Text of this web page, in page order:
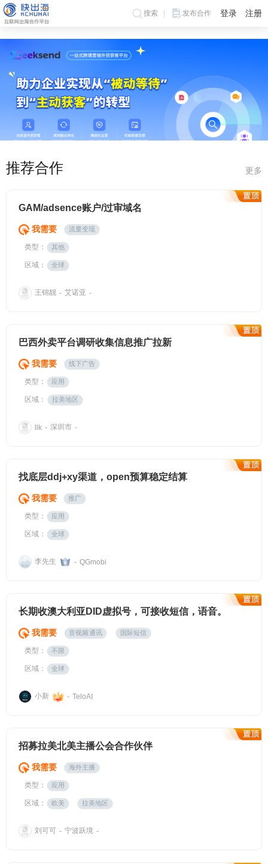
搜索 发布合作 登录 注册
推荐合作 更多
GAM/adsence账户/过审域名
我需要 流量变现
类型： 其他
区域： 全球
王锦靓 - 艾诺亚 -
巴西外卖平台调研收集信息推广拉新
我需要 线下广告
类型： 应用
区域： 拉美地区
llk - 深圳市 -
找底层ddj+xy渠道，open预算稳定结算
我需要 推广
类型： 应用
区域： 全球
李先生 - QGmobi
长期收澳大利亚DID虚拟号，可接收短信，语音。
我需要 音视频通讯 国际短信
类型： 不限
区域： 全球
小新 - TeloAI
招募拉美北美主播公会合作伙伴
我需要 海外主播
类型： 应用
区域： 欧美 拉美地区
刘可可 - 宁波跃境 -